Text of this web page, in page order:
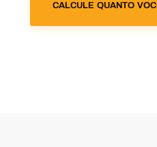
CALCULE QUANTO